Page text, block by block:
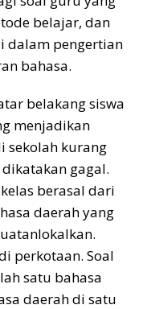
belajar, dan
dalam pengertian
bahasa.
belakang siswa
menjadikan
sekolah kurang
gagal.
berasal dari
daerah yang
perkotaan. Soal
satu bahasa
daerah di satu